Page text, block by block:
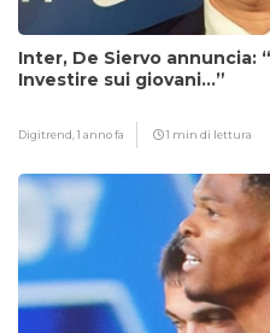
Inter, De Siervo annuncia:
Investire sui giovani…”
Digitrend,1 anno fa 1 min di lettura